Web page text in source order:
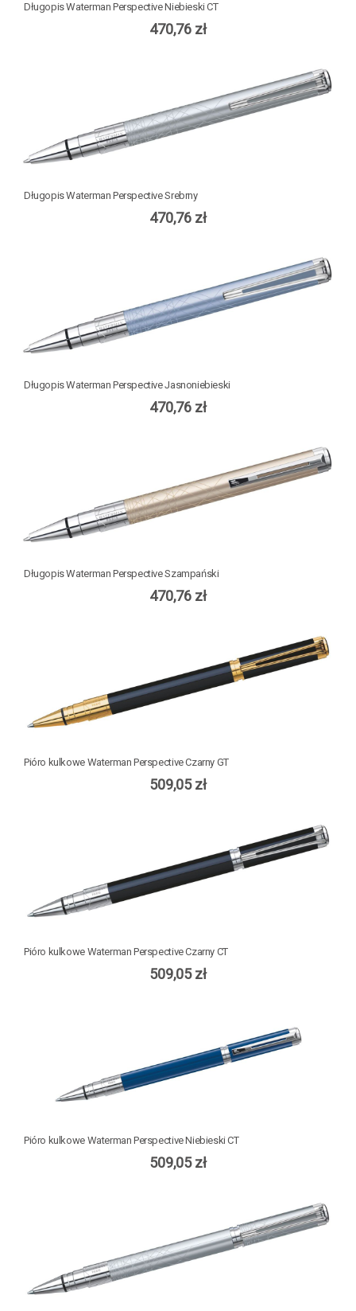
Długopis Waterman Perspective Niebieski CT
470,76 zł
Długopis Waterman Perspective Srebrny
470,76 zł
Długopis Waterman Perspective Jasnoniebieski
470,76 zł
Długopis Waterman Perspective Szampański
470,76 zł
Pióro kulkowe Waterman Perspective Czarny GT
509,05 zł
Pióro kulkowe Waterman Perspective Czarny CT
509,05 zł
Pióro kulkowe Waterman Perspective Niebieski CT
509,05 zł